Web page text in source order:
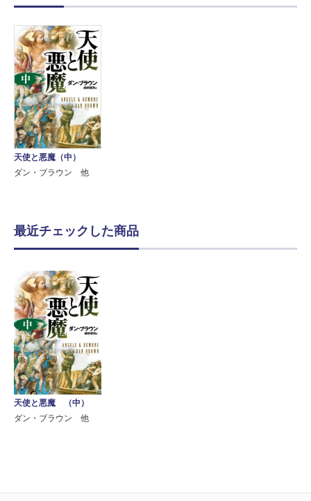
天使と悪魔（中）
ダン・ブラウン 他
最近チェックした商品
天使と悪魔 （中）
ダン・ブラウン 他